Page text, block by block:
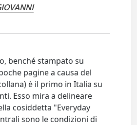
benché stampato su
pagine a causa del
è il primo in Italia su
Esso mira a delineare
cosiddetta "Everyday
sono le condizioni di